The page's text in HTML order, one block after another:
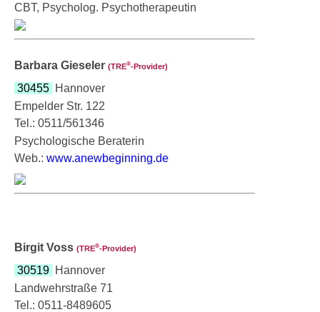
CBT, Psycholog. Psychotherapeutin
Barbara Gieseler (TRE®‑Provider)
30455 Hannover
Empelder Str. 122
Tel.: 0511/561346
Psychologische Beraterin
Web.: www.anewbeginning.de
Birgit Voss (TRE®‑Provider)
30519 Hannover
Landwehrstraße 71
Tel.: 0511-8489605